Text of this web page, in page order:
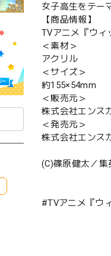
女子高生をテー
【商品情報】
TVアニメ『ウィ
＜素材＞
アクリル
＜サイズ＞
約155×54mm
＜販売元＞
株式会社エンス
＜発売元＞
株式会社エンス
(C)篠原健太／
#TVアニメ『ウ